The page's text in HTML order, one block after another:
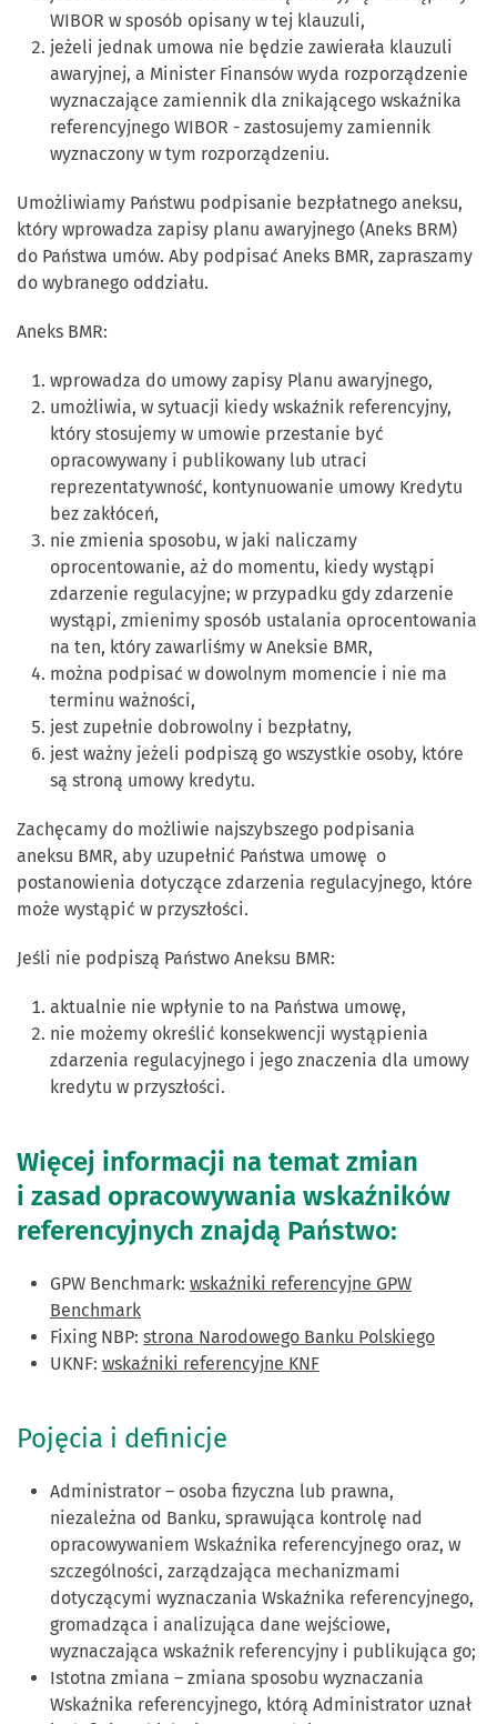
WIBOR w sposób opisany w tej klauzuli,
jeżeli jednak umowa nie będzie zawierała klauzuli
awaryjnej, a Minister Finansów wyda rozporządzenie
wyznaczające zamiennik dla znikającego wskaźnika
referencyjnego WIBOR - zastosujemy zamiennik
wyznaczony w tym rozporządzeniu.
Umożliwiamy Państwu podpisanie bezpłatnego aneksu,
który wprowadza zapisy planu awaryjnego (Aneks BRM)
do Państwa umów. Aby podpisać Aneks BMR, zapraszamy
do wybranego oddziału.
Aneks BMR:
wprowadza do umowy zapisy Planu awaryjnego,
umożliwia, w sytuacji kiedy wskaźnik referencyjny,
który stosujemy w umowie przestanie być
opracowywany i publikowany lub utraci
reprezentatywność, kontynuowanie umowy Kredytu
bez zakłóceń,
nie zmienia sposobu, w jaki naliczamy
oprocentowanie, aż do momentu, kiedy wystąpi
zdarzenie regulacyjne; w przypadku gdy zdarzenie
wystąpi, zmienimy sposób ustalania oprocentowania
na ten, który zawarliśmy w Aneksie BMR,
można podpisać w dowolnym momencie i nie ma
terminu ważności,
jest zupełnie dobrowolny i bezpłatny,
jest ważny jeżeli podpiszą go wszystkie osoby, które
są stroną umowy kredytu.
Zachęcamy do możliwie najszybszego podpisania
aneksu BMR, aby uzupełnić Państwa umowę o
postanowienia dotyczące zdarzenia regulacyjnego, które
może wystąpić w przyszłości.
Jeśli nie podpiszą Państwo Aneksu BMR:
aktualnie nie wpłynie to na Państwa umowę,
nie możemy określić konsekwencji wystąpienia
zdarzenia regulacyjnego i jego znaczenia dla umowy
kredytu w przyszłości.
Więcej informacji na temat zmian
i zasad opracowywania wskaźników
referencyjnych znajdą Państwo:
GPW Benchmark: wskaźniki referencyjne GPW
Benchmark
Fixing NBP: strona Narodowego Banku Polskiego
UKNF: wskaźniki referencyjne KNF
Pojęcia i definicje
Administrator – osoba fizyczna lub prawna,
niezależna od Banku, sprawująca kontrolę nad
opracowywaniem Wskaźnika referencyjnego oraz, w
szczególności, zarządzająca mechanizmami
dotyczącymi wyznaczania Wskaźnika referencyjnego,
gromadząca i analizująca dane wejściowe,
wyznaczająca wskaźnik referencyjny i publikująca go;
Istotna zmiana – zmiana sposobu wyznaczania
Wskaźnika referencyjnego, którą Administrator uznał